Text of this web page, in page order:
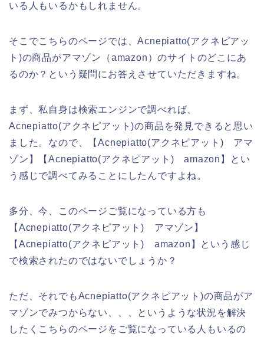
いる人もいるかもしれません。
そこでこちらのページでは、Acnepiatto(アクネピアッ
ト)の商品がアマゾン（amazon）のサイトのどこにあ
るのか？という疑問にお答えさせていただきますね。
まず、私自身は検索エンジンで調べれば、
Acnepiatto(アクネピアット)の商品を発見できると思い
ました。なので、【Acnepiatto(アクネピアット) アマ
ゾン】【Acnepiatto(アクネピアット) amazon】とい
う感じで調べてみることにしたんですよね。
多分、今、このページご覧になっている方も
【Acnepiatto(アクネピアット) アマゾン】
【Acnepiatto(アクネピアット) amazon】という感じ
で検索されたのではないでしょうか？
ただ、それでもAcnepiatto(アクネピアット)の商品がア
マゾンでみつからない、、、というような状況を解決
したくこちらのページをご覧になっている人もいるの